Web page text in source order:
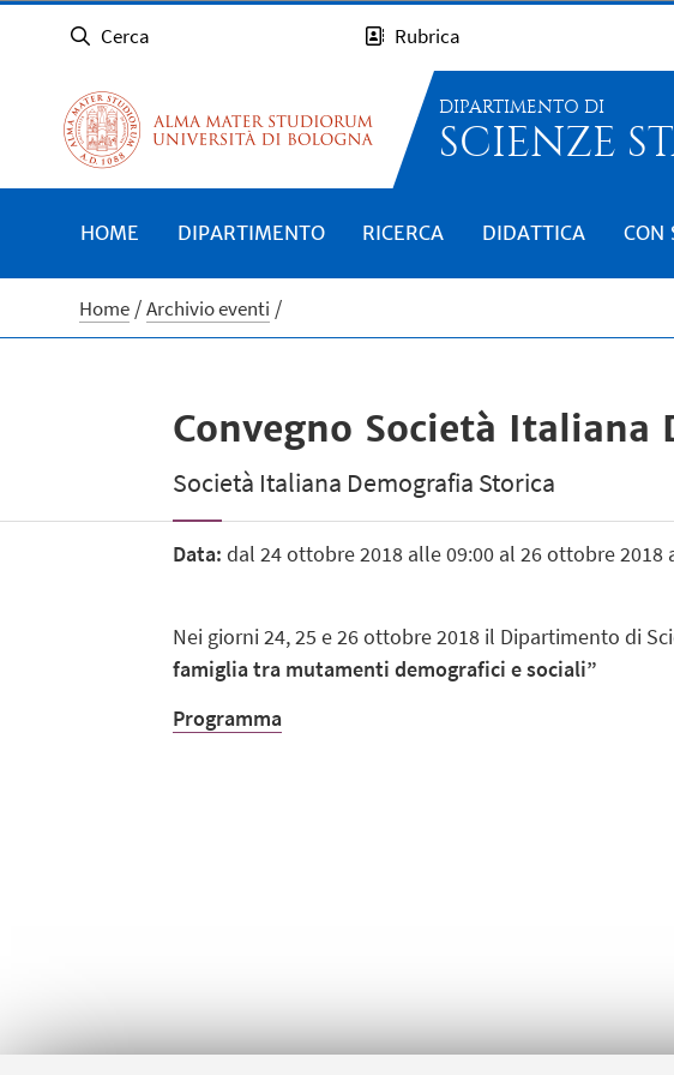
Cerca Rubrica
DIPARTIMENTO DI
SCIENZE
HOME DIPARTIMENTO RICERCA DIDATTICA CON
Home Archivio eventi
Convegno Società Italiana
Società Italiana Demografia Storica
Data: dal 24 ottobre 2018 alle 09:00 al 26 ottobre 2018
Nei giorni 24, 25 e 26 ottobre 2018 il Dipartimento di
famiglia tra mutamenti demografici e sociali”
Programma